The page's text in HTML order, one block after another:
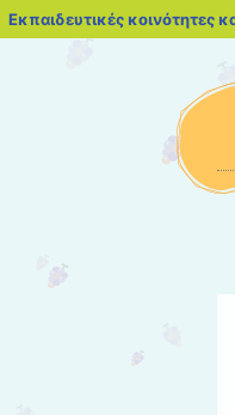
Εκπαιδευτικές κοινότητες